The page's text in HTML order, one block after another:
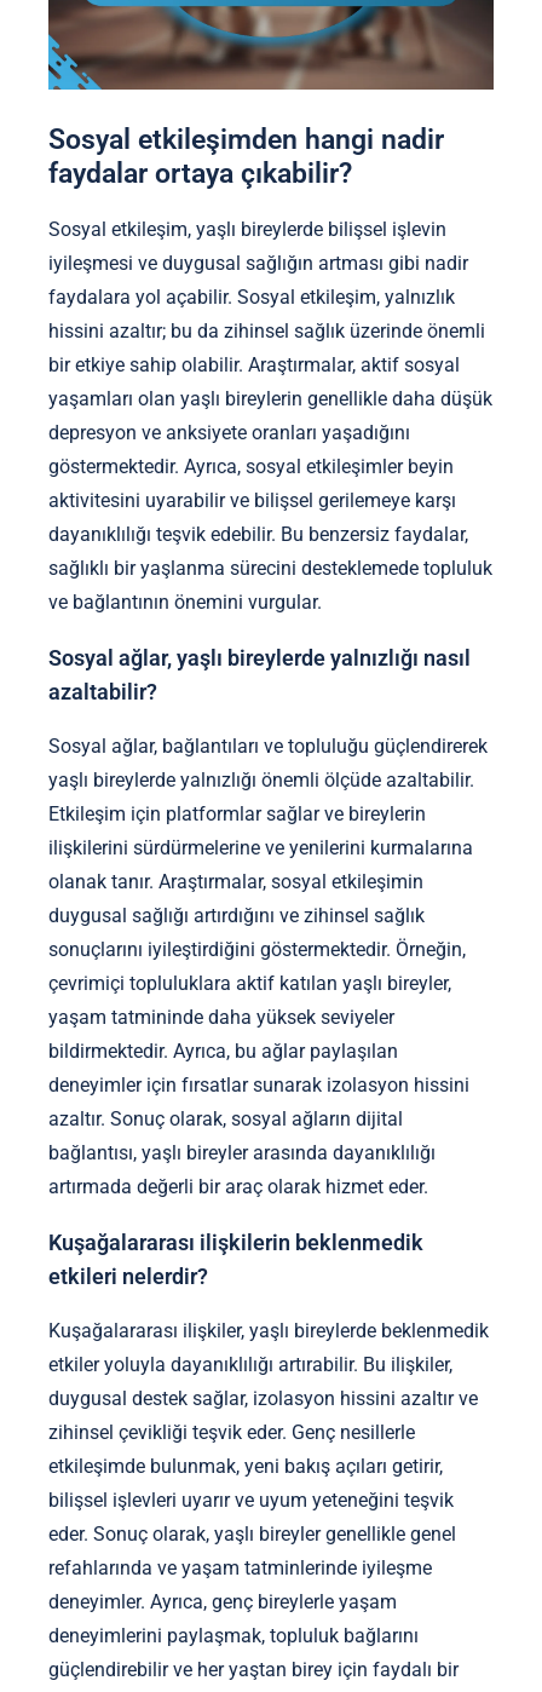
Sosyal etkileşimden hangi nadir
faydalar ortaya çıkabilir?
Sosyal etkileşim, yaşlı bireylerde bilişsel işlevin
iyileşmesi ve duygusal sağlığın artması gibi nadir
faydalara yol açabilir. Sosyal etkileşim, yalnızlık
hissini azaltır; bu da zihinsel sağlık üzerinde önemli
bir etkiye sahip olabilir. Araştırmalar, aktif sosyal
yaşamları olan yaşlı bireylerin genellikle daha düşük
depresyon ve anksiyete oranları yaşadığını
göstermektedir. Ayrıca, sosyal etkileşimler beyin
aktivitesini uyarabilir ve bilişsel gerilemeye karşı
dayanıklılığı teşvik edebilir. Bu benzersiz faydalar,
sağlıklı bir yaşlanma sürecini desteklemede topluluk
ve bağlantının önemini vurgular.
Sosyal ağlar, yaşlı bireylerde yalnızlığı nasıl
azaltabilir?
Sosyal ağlar, bağlantıları ve topluluğu güçlendirerek
yaşlı bireylerde yalnızlığı önemli ölçüde azaltabilir.
Etkileşim için platformlar sağlar ve bireylerin
ilişkilerini sürdürmelerine ve yenilerini kurmalarına
olanak tanır. Araştırmalar, sosyal etkileşimin
duygusal sağlığı artırdığını ve zihinsel sağlık
sonuçlarını iyileştirdiğini göstermektedir. Örneğin,
çevrimiçi topluluklara aktif katılan yaşlı bireyler,
yaşam tatmininde daha yüksek seviyeler
bildirmektedir. Ayrıca, bu ağlar paylaşılan
deneyimler için fırsatlar sunarak izolasyon hissini
azaltır. Sonuç olarak, sosyal ağların dijital
bağlantısı, yaşlı bireyler arasında dayanıklılığı
artırmada değerli bir araç olarak hizmet eder.
Kuşağalararası ilişkilerin beklenmedik
etkileri nelerdir?
Kuşağalararası ilişkiler, yaşlı bireylerde beklenmedik
etkiler yoluyla dayanıklılığı artırabilir. Bu ilişkiler,
duygusal destek sağlar, izolasyon hissini azaltır ve
zihinsel çevikliği teşvik eder. Genç nesillerle
etkileşimde bulunmak, yeni bakış açıları getirir,
bilişsel işlevleri uyarır ve uyum yeteneğini teşvik
eder. Sonuç olarak, yaşlı bireyler genellikle genel
refahlarında ve yaşam tatminlerinde iyileşme
deneyimler. Ayrıca, genç bireylerle yaşam
deneyimlerini paylaşmak, topluluk bağlarını
güçlendirebilir ve her yaştan birey için faydalı bir